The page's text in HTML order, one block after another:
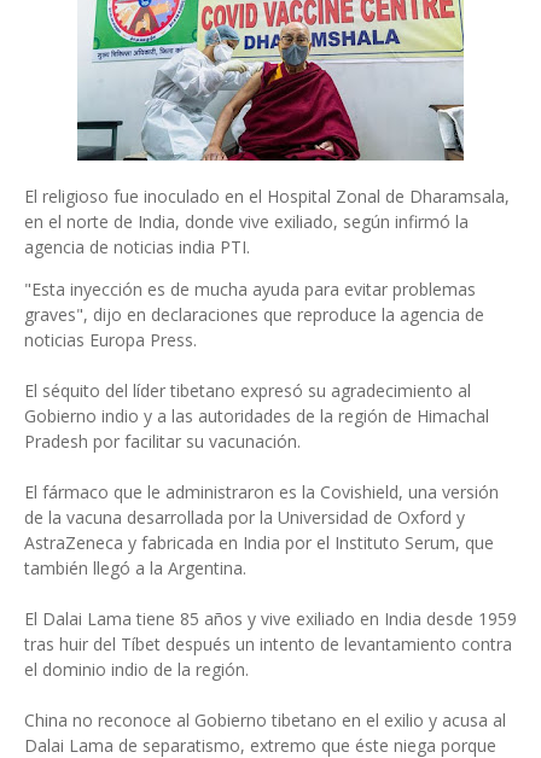
El religioso fue inoculado en el Hospital Zonal de Dharamsala,
en el norte de India, donde vive exiliado, según infirmó la
agencia de noticias india PTI.
"Esta inyección es de mucha ayuda para evitar problemas
graves", dijo en declaraciones que reproduce la agencia de
noticias Europa Press.
El séquito del líder tibetano expresó su agradecimiento al
Gobierno indio y a las autoridades de la región de Himachal
Pradesh por facilitar su vacunación.
El fármaco que le administraron es la Covishield, una versión
de la vacuna desarrollada por la Universidad de Oxford y
AstraZeneca y fabricada en India por el Instituto Serum, que
también llegó a la Argentina.
El Dalai Lama tiene 85 años y vive exiliado en India desde 1959
tras huir del Tíbet después un intento de levantamiento contra
el dominio indio de la región.
China no reconoce al Gobierno tibetano en el exilio y acusa al
Dalai Lama de separatismo, extremo que éste niega porque